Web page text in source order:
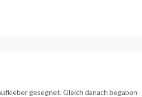
gesegnet. Gleich danach begaben